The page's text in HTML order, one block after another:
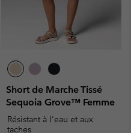
Short de Marche Tissé
Sequoia Grove™ Femme
Résistant à l'eau et aux
taches